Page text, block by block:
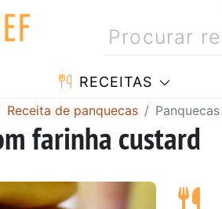
RECEITAS
Receita de panquecas
farinha custard